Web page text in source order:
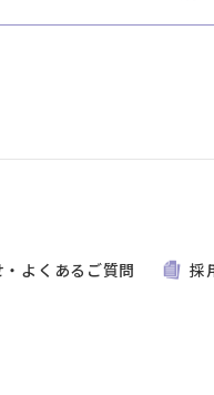
よくあるご質問 採